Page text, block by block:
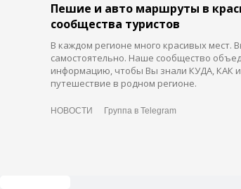
Пешие и авто маршруты в
сообщества туристов
В каждом регионе много красивых мест.
самостоятельно. Наше сообщество
информацию, чтобы Вы знали КУДА, КАК
путешествие в родном регионе.
НОВОСТИ Группа в Telegram